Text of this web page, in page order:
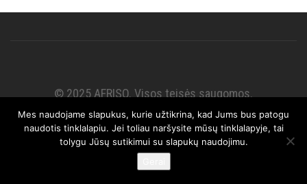
© 2025 AFRISO. Visos teisės saugomos.
Mes naudojame slapukus, kurie užtikrina, kad Jums bus patogu
naudotis tinklalapiu. Jei toliau naršysite mūsų tinklalapyje, tai
tolygu Jūsų sutikimui su slapukų naudojimu.